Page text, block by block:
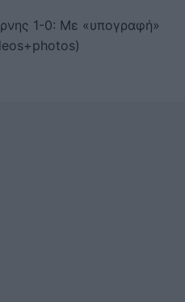
1-0: Με «υπογραφή»